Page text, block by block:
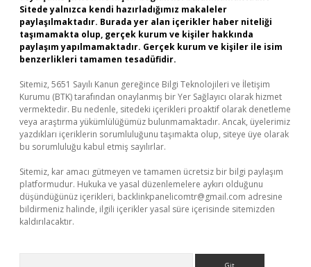
Sitede yalnızca kendi hazırladığımız makaleler
paylaşılmaktadır. Burada yer alan içerikler haber niteliği
taşımamakta olup, gerçek kurum ve kişiler hakkında
paylaşım yapılmamaktadır. Gerçek kurum ve kişiler ile isim
benzerlikleri tamamen tesadüfidir.
Sitemiz, 5651 Sayılı Kanun gereğince Bilgi Teknolojileri ve İletişim
Kurumu (BTK) tarafından onaylanmış bir Yer Sağlayıcı olarak hizmet
vermektedir. Bu nedenle, sitedeki içerikleri proaktif olarak denetleme
veya araştırma yükümlülüğümüz bulunmamaktadır. Ancak, üyelerimiz
yazdıkları içeriklerin sorumluluğunu taşımakta olup, siteye üye olarak
bu sorumluluğu kabul etmiş sayılırlar.
Sitemiz, kar amacı gütmeyen ve tamamen ücretsiz bir bilgi paylaşım
platformudur. Hukuka ve yasal düzenlemelere aykırı olduğunu
düşündüğünüz içerikleri, backlinkpanelicomtr@gmail.com adresine
bildirmeniz halinde, ilgili içerikler yasal süre içerisinde sitemizden
kaldırılacaktır.